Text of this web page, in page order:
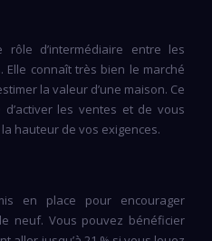
rôle d’intermédiaire entre les
connaît très bien le marché
la valeur d’une maison. Ce
les ventes et de vous
hauteur de vos exigences.
en place pour encourager
neuf. Vous pouvez bénéficier